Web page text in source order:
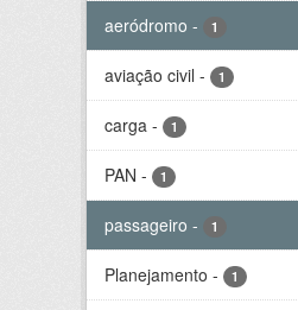
aeródromo - 1
aviação civil - 1
carga - 1
PAN - 1
passageiro - 1
Planejamento - 1